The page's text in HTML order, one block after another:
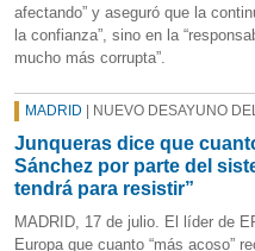
afectando” y aseguró que la
la confianza”, sino en la
mucho más corrupta”.
MADRID | NUEVO DESAYUNO
Junqueras dice que
Sánchez por parte del
tendrá para resistir”
MADRID, 17 de julio. El líder de
Europa que cuanto “más acoso”